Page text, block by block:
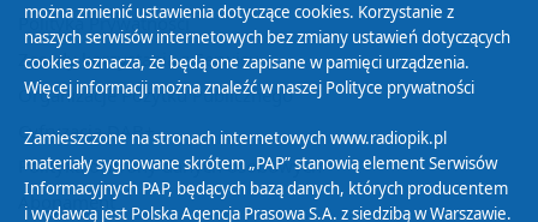
Polityka Prywatności
Zasady korzystania z Serwisu
Organizacje Pożytku Publicznego
Cyfryzacja DAB+
Polityka ochrony danych osobowych
Abonament
można zmienić ustawienia dotyczące cookies. Korzystanie z
naszych serwisów internetowych bez zmiany ustawień dotyczących
cookies oznacza, że będą one zapisane w pamięci urządzenia.
Więcej informacji można znaleźć w naszej Polityce prywatności
Zamieszczone na stronach internetowych www.radiopik.pl
materiały sygnowane skrótem „PAP” stanowią element Serwisów
Informacyjnych PAP, będących bazą danych, których producentem
i wydawcą jest Polska Agencja Prasowa S.A. z siedzibą w Warszawie.